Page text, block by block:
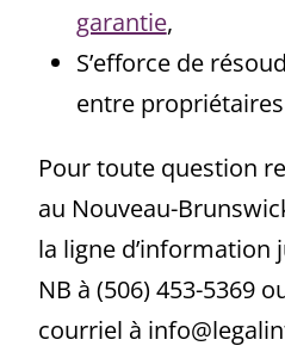
garantie,
S’efforce de
entre
Pour toute question
au Nouveau-
la ligne d’information
NB à (506) 453-5369
courriel à